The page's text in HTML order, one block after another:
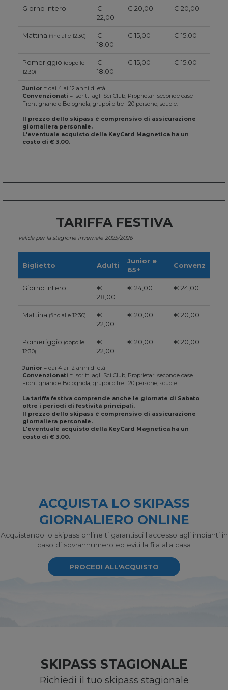
Giorno Intero
€
22,00
€ 20,00 € 20,00
Mattina (fino alle 12:30)
€
18,00
€ 15,00 € 15,00
Pomeriggio (dopo le
12:30)
€
18,00
€ 15,00 € 15,00
Junior = dai 4 ai 12 anni di età
Convenzionati = iscritti agli Sci Club, Proprietari seconde case
Frontignano e Bolognola, gruppi oltre i 20 persone, scuole.
Il prezzo dello skipass è comprensivo di assicurazione
giornaliera personale.
L'eventuale acquisto della KeyCard Magnetica ha un
costo di € 3,00.
TARIFFA FESTIVA
valida per la stagione invernale 2025/2026
Biglietto Adulti
Junior e
65+
Convenz
Giorno Intero
€
28,00
€ 24,00 € 24,00
Mattina (fino alle 12:30)
€
22,00
€ 20,00 € 20,00
Pomeriggio (dopo le
12:30)
€
22,00
€ 20,00 € 20,00
Junior = dai 4 ai 12 anni di età
Convenzionati = iscritti agli Sci Club, Proprietari seconde case
Frontignano e Bolognola, gruppi oltre i 20 persone, scuole.
La tariffa festiva comprende anche le giornate di Sabato
oltre i periodi di festività principali.
Il prezzo dello skipass è comprensivo di assicurazione
giornaliera personale.
L'eventuale acquisto della KeyCard Magnetica ha un
costo di € 3,00.
ACQUISTA LO SKIPASS
GIORNALIERO ONLINE
Acquistando lo skipass online ti garantisci l'accesso agli impianti in
caso di sovrannumero ed eviti la fila alla casa
PROCEDI ALL'ACQUISTO
SKIPASS STAGIONALE
Richiedi il tuo skipass stagionale